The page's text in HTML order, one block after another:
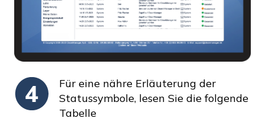
Für eine nähre Erläuterung der
Statussymbole, lesen Sie die folgende
Tabelle